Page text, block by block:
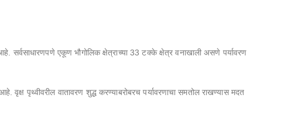
एकूण भौगोलिक क्षेत्राच्या 33 टक्के क्षेत्र वनाखाली असणे पर्यावरण
वृक्ष पृथ्वीवरील वातावरण शुद्ध करण्याबरोबरच पर्यावरणाचा समतोल राखण्यास मदत